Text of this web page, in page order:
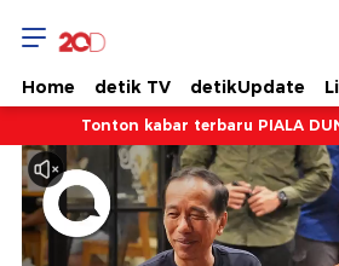
Home detik TV detikUpdate
Tonton kabar terbaru PIALA